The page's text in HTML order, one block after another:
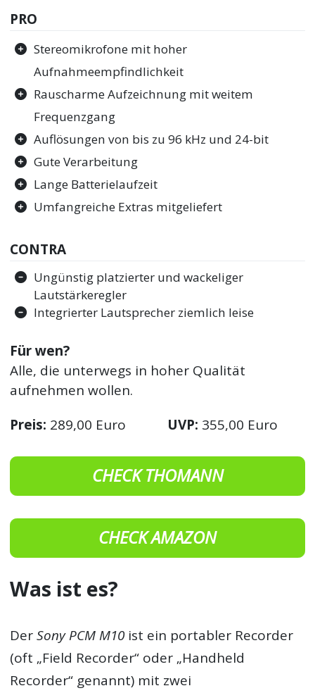
PRO
Stereomikrofone mit hoher
Aufnahmeempfindlichkeit
Rauscharme Aufzeichnung mit weitem
Frequenzgang
Auflösungen von bis zu 96 kHz und 24-bit
Gute Verarbeitung
Lange Batterielaufzeit
Umfangreiche Extras mitgeliefert
CONTRA
Ungünstig platzierter und wackeliger
Lautstärkeregler
Integrierter Lautsprecher ziemlich leise
Für wen?
Alle, die unterwegs in hoher Qualität
aufnehmen wollen.
Preis: 289,00 Euro UVP: 355,00 Euro
CHECK THOMANN
CHECK AMAZON
Was ist es?
DerSony PCM M10ist ein portabler Recorder
(oft „Field Recorder“ oder „Handheld
Recorder“ genannt) mit zwei